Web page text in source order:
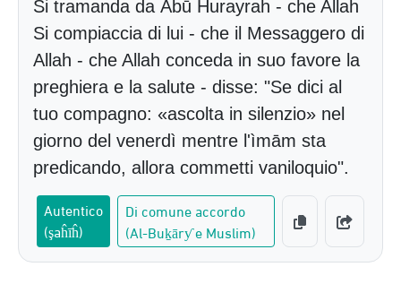
Si tramanda da Àbū Hurayrah - che Allah
Si compiaccia di lui - che il Messaggero di
Allah - che Allah conceda in suo favore la
preghiera e la salute - disse: "Se dici al
tuo compagno: «ascolta in silenzio» nel
giorno del venerdì mentre l'ìmām sta
predicando, allora commetti vaniloquio".
Autentico
(şaĥīĥ)
Di comune accordo
(Al-Buḵārƴ e Muslim)